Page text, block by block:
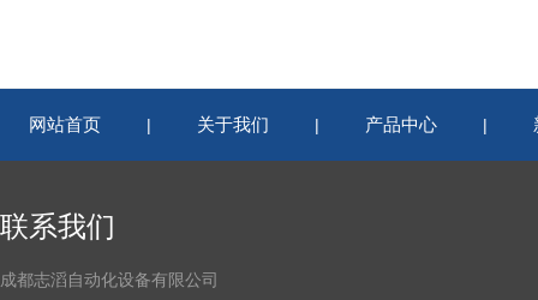
网站首页 | 关于我们 | 产品中心 |
联系我们
成都志滔自动化设备有限公司